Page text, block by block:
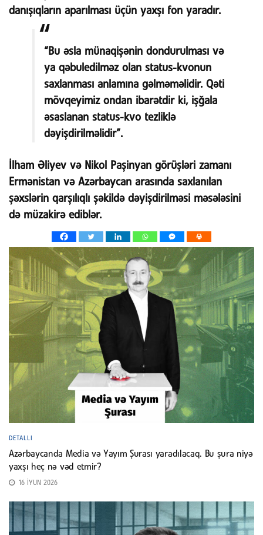
danışıqların aparılması üçün yaxşı fon yaradır.
“Bu əsla münaqişənin dondurulması və
ya qəbuledilməz olan status-kvonun
saxlanması anlamına gəlməməlidir. Qəti
mövqeyimiz ondan ibarətdir ki, işğala
əsaslanan status-kvo tezliklə
dəyişdirilməlidir”.
İlham Əliyev və Nikol Paşinyan görüşləri zamanı
Ermənistan və Azərbaycan arasında saxlanılan
şəxslərin qarşılıqlı şəkildə dəyişdirilməsi məsələsini
də müzakirə ediblər.
DETALLI
Azərbaycanda Media və Yayım Şurası yaradılacaq. Bu şura niyə
yaxşı heç nə vəd etmir?
16 İYUN 2026